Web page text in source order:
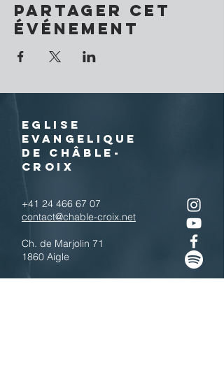
Partager cet
événement
EGLISE
EVANGELIQUE
DE CHÂBLE-
CROIX
+41 24 466 67 07
contact@chable-croix.net
Ch. de Marjolin 71
1860 Aigle